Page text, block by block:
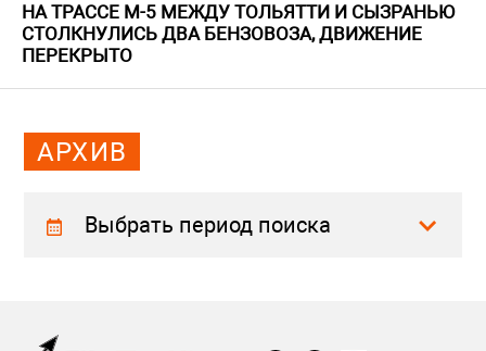
НА ТРАССЕ М-5 МЕЖДУ ТОЛЬЯТТИ И СЫЗРАНЬЮ
СТОЛКНУЛИСЬ ДВА БЕНЗОВОЗА, ДВИЖЕНИЕ
ПЕРЕКРЫТО
АРХИВ
Выбрать период поиска